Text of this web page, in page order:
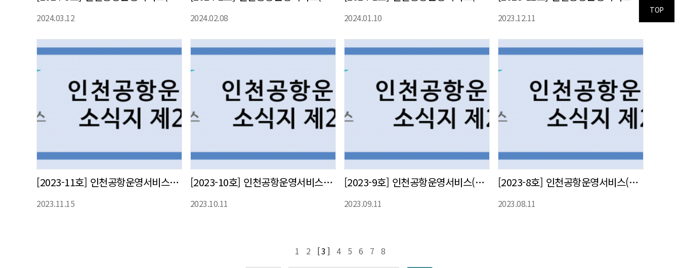
2024.03.12 2024.02.08 2024.01.10 2023.12.11
[2023-11호] 인천공항운영서비스(주) 사내 소식지 발간
2023.11.15
[2023-10호] 인천공항운영서비스(주) 사내 소식지 발간
2023.10.11
[2023-9호] 인천공항운영서비스(주) 사내 소식지 발간
2023.09.11
[2023-8호] 인천공항운영서비스(주) 사내 소식지 발간
2023.08.11
1 2 [ 3 ] 4 5 6 7 8
TOP